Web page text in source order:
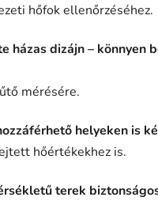
hőfok ellenőrzéséhez.
házas dizájn – könnyen
mérésére.
helyeken is
hőértékekhez is.
terek